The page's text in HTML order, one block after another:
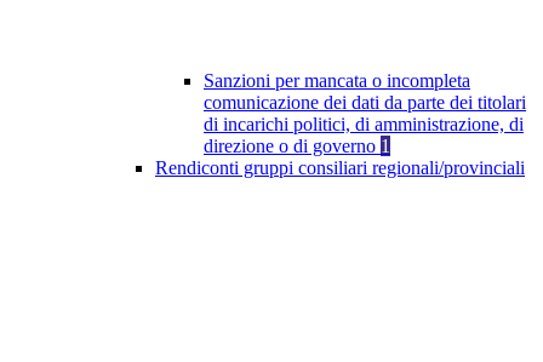
Sanzioni per mancata o incompleta
comunicazione dei dati da parte dei titolari
di incarichi politici, di amministrazione, di
direzione o di governo 1
Rendiconti gruppi consiliari regionali/provinciali